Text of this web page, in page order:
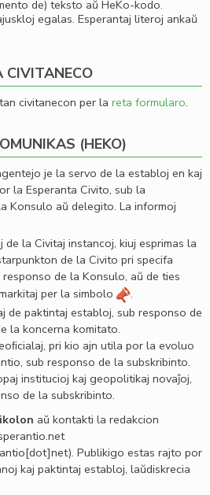
de) teksto aŭ HeKo-kodo.
egalas. Esperantaj literoj ankaŭ
CIVITANECO
civitanecon per la reta formularo.
(HEKO)
je la servo de la establoj en kaj
la Esperanta Civito, sub la
Konsulo aŭ delegito. La informoj
de la Civitaj instancoj, kiuj esprimas la
de la Civito pri specifa
responso de la Konsulo, aŭ de ties
per la simbolo
.
de paktintaj establoj, sub responso de
la koncerna komitato.
pri kio ajn utila por la evoluo
sub responso de la subskribinto.
institucioj kaj geopolitikaj novaĵoj,
de la subskribinto.
aŭ kontakti la redakcion
.net
. Publikigo estas rajto por
kaj paktintaj establoj, laŭdiskrecia